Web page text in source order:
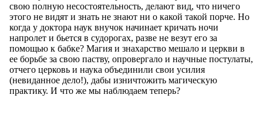
свою полную несостоятельность, делают вид, что ничего
этого не видят и знать не знают ни о какой такой порче. Но
когда у доктора наук внучок начинает кричать ночи
напролет и бьется в судорогах, разве не везут его за
помощью к бабке? Магия и знахарство мешало и церкви в
ее борьбе за свою паству, опровергало и научные постулаты,
отчего церковь и наука объединили свои усилия
(невиданное дело!), дабы изничтожить магическую
практику. И что же мы наблюдаем теперь?